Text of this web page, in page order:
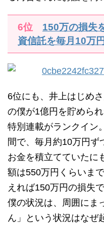
6位 150万の損失
資信託を毎月10万
6位にも、井上はじめ
の僕が1億円を貯めら
特別連載がランクイン
間で、毎月約10万円ず
お金を積立てていたに
額は550万円くらいま
えれば150万円の損失
僕の状況は、周囲にま
ん」という状況はなぜ